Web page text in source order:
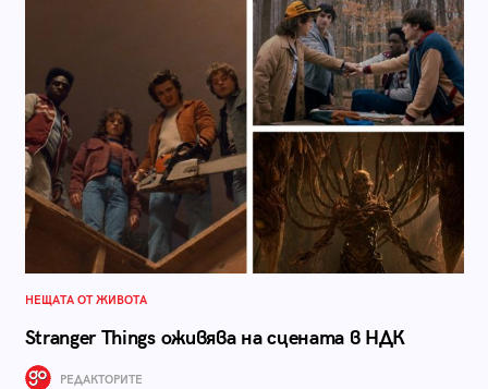
НЕЩАТА ОТ ЖИВОТА
Stranger Things оживява на сцената в НДК
РЕДАКТОРИТЕ